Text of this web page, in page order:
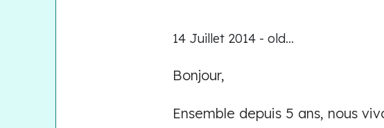
14 Juillet 2014 - old...
Bonjour,
Ensemble depuis 5 ans, nous